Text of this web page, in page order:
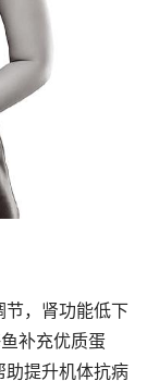
节，肾功能低下
补充优质蛋
助提升机体抗病